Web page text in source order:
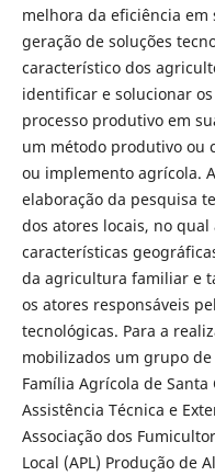
melhora da eficiência
geração de soluções
característico dos
identificar e solucionar
processo produtivo em
um método produtivo ou
ou implemento agrícola.
elaboração da pesquisa
dos atores locais, no
características
da agricultura familiar e
os atores responsáveis
tecnológicas. Para a
mobilizados um grupo
Família Agrícola de
Assistência Técnica e
Associação dos
Local (APL) Produção de